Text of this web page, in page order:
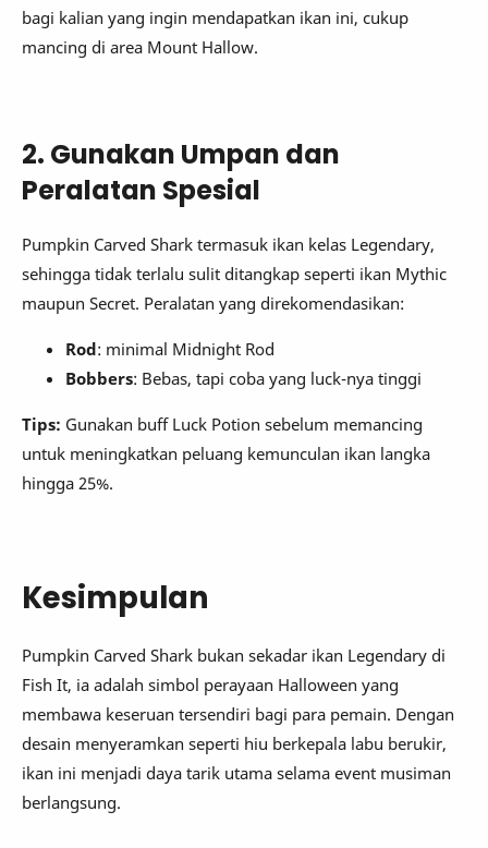
bagi kalian yang ingin mendapatkan ikan ini, cukup
mancing di area Mount Hallow.
2. Gunakan Umpan dan
Peralatan Spesial
Pumpkin Carved Shark termasuk ikan kelas Legendary,
sehingga tidak terlalu sulit ditangkap seperti ikan Mythic
maupun Secret. Peralatan yang direkomendasikan:
Rod: minimal Midnight Rod
Bobbers: Bebas, tapi coba yang luck-nya tinggi
Tips: Gunakan buff Luck Potion sebelum memancing
untuk meningkatkan peluang kemunculan ikan langka
hingga 25%.
Kesimpulan
Pumpkin Carved Shark bukan sekadar ikan Legendary di
Fish It, ia adalah simbol perayaan Halloween yang
membawa keseruan tersendiri bagi para pemain. Dengan
desain menyeramkan seperti hiu berkepala labu berukir,
ikan ini menjadi daya tarik utama selama event musiman
berlangsung.